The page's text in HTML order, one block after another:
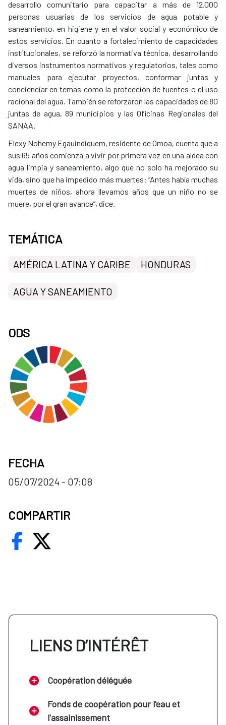
desarrollo comunitario para capacitar a más de 12.000
personas usuarias de los servicios de agua potable y
saneamiento, en higiene y en el valor social y económico de
estos servicios. En cuanto a fortalecimiento de capacidades
institucionales, se reforzó la normativa técnica, desarrollando
diversos instrumentos normativos y regulatorios, tales como
manuales para ejecutar proyectos, conformar juntas y
concienciar en temas como la protección de fuentes o el uso
racional del agua. También se reforzaron las capacidades de 80
juntas de agua, 89 municipios y las Oficinas Regionales del
SANAA.
Elexy Nohemy Egauindiquem, residente de Omoa, cuenta que a
sus 65 años comienza a vivir por primera vez en una aldea con
agua limpia y saneamiento, algo que no solo ha mejorado su
vida, sino que ha impedido más muertes: “Antes había muchas
muertes de niños, ahora llevamos años que un niño no se
muere, por el gran avance”, dice.
TEMÁTICA
AMÉRICA LATINA Y CARIBE HONDURAS
AGUA Y SANEAMIENTO
ODS
FECHA
05/07/2024 - 07:08
COMPARTIR
LIENS D’INTÉRÊT
Coopération déléguée
Fonds de coopération pour l'eau et
l'assainissement